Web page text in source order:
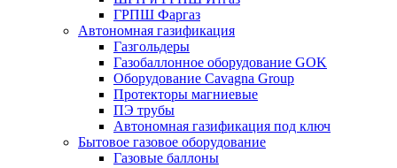
ГРПШ Фаргаз
Автономная газификация
Газгольдеры
Газобаллонное оборудование GOK
Оборудование Cavagna Group
Протекторы магниевые
ПЭ трубы
Автономная газификация под ключ
Бытовое газовое оборудование
Газовые баллоны